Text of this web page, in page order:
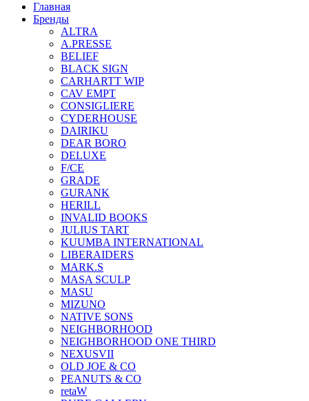
Главная
Бренды
ALTRA
A.PRESSE
BELIEF
BLACK SIGN
CARHARTT WIP
CAV EMPT
CONSIGLIERE
CYDERHOUSE
DAIRIKU
DEAR BORO
DELUXE
F/CE
GRADE
GURANK
HERILL
INVALID BOOKS
JULIUS TART
KUUMBA INTERNATIONAL
LIBERAIDERS
MARK.S
MASA SCULP
MASU
MIZUNO
NATIVE SONS
NEIGHBORHOOD
NEIGHBORHOOD ONE THIRD
NEXUSVII
OLD JOE & CO
PEANUTS & CO
retaW